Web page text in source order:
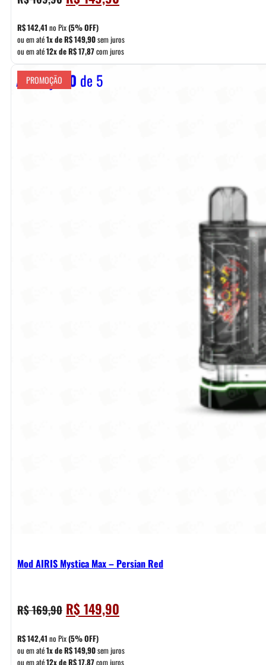
preço
original
era:
R$ 169,90.
preço
é:
R$ 149,90.
R$142,41 no Pix(5% OFF)
ou em até1x deR$149,90sem juros
ou em até12x deR$17,87com juros
Avaliação 0 de 5
PROMOÇÃO
Mod AIRIS Mystica Max – Persian Red
R$169,90 O
preço
original
era:
R$149,90
preço
é:
R$142,41 no Pix(5% OFF)
ou em até1x deR$149,90sem juros
ou em até12x deR$17,87com juros